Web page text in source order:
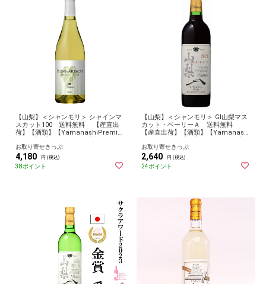
【山梨】＜シャンモリ＞ シャインマ
スカット100 送料無料 【産直出
荷】【酒類】【YamanashiPremiu
寄せ グルメ 産地直送 産直
お取り寄せきっぷ
4,180 円 (税込)
38ポイント
【山梨】＜シャンモリ＞ GI山梨マス
カット・ベーリーＡ 送料無料
【産直出荷】【酒類】【Yamanashi
お取り寄せ グルメ 産地直送 産直
お取り寄せきっぷ
2,640 円 (税込)
24ポイント